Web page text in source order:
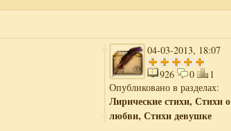
04-03-2013, 18:07
926
0
1
Опубликовано в разделах:
Лирические стихи, Стихи о
любви, Стихи девушке